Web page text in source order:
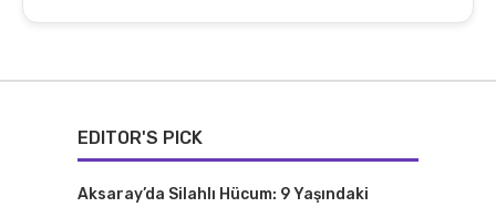
EDITOR'S PICK
Aksaray’da Silahlı Hücum: 9 Yaşındaki